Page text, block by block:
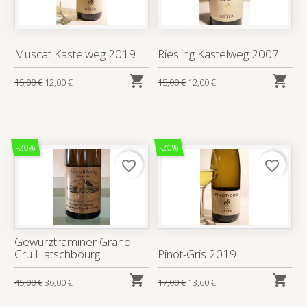
Muscat Kastelweg 2019
15,00 € 12,00 € 
Riesling Kastelweg 2007
15,00 € 12,00 € 
-20%
Gewurztraminer Grand
Cru Hatschbourg...
45,00 €36,00 € 
favorite_border
-20%
Pinot-Gris 2019
17,00 € 13,60 € 
favorite_border